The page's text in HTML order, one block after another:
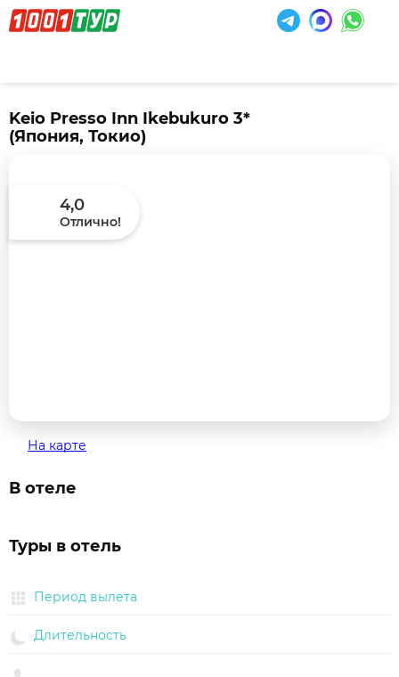
Keio Presso Inn Ikebukuro 3*
(Япония, Токио)
4,0
Отлично!
На карте
В отеле
Туры в отель
Период вылета
Длительность